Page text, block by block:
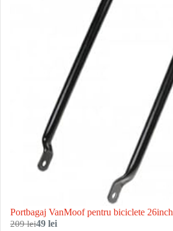
Portbagaj VanMoof pentru biciclete 26inch
209 lei49 lei